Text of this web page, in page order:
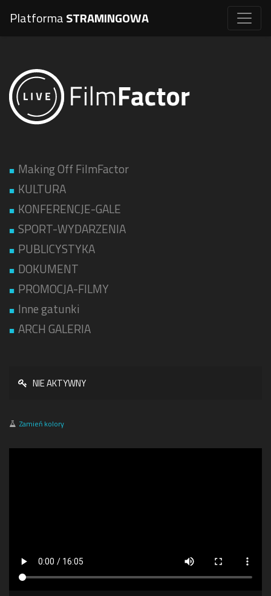
PlatformaSTRAMINGOWA
Making Off FilmFactor
KULTURA
KONFERENCJE-GALE
SPORT-WYDARZENIA
PUBLICYSTYKA
DOKUMENT
PROMOCJA-FILMY
Inne gatunki
ARCH GALERIA
NIE AKTYWNY
Zamień kolory